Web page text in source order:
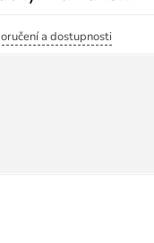
a dostupnosti